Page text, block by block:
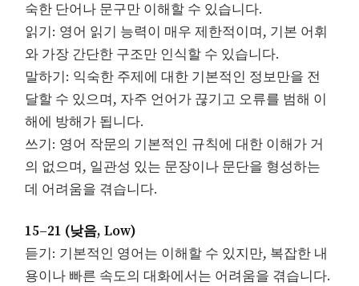
숙한 단어나 문구만 이해할 수 있습니다.
읽기: 영어 읽기 능력이 매우 제한적이며, 기본 어휘
와 가장 간단한 구조만 인식할 수 있습니다.
말하기: 익숙한 주제에 대한 기본적인 정보만을 전
달할 수 있으며, 자주 언어가 끊기고 오류를 범해 이
해에 방해가 됩니다.
쓰기: 영어 작문의 기본적인 규칙에 대한 이해가 거
의 없으며, 일관성 있는 문장이나 문단을 형성하는
데 어려움을 겪습니다.
15–21 (낮음, Low)
듣기: 기본적인 영어는 이해할 수 있지만, 복잡한 내
용이나 빠른 속도의 대화에서는 어려움을 겪습니다.